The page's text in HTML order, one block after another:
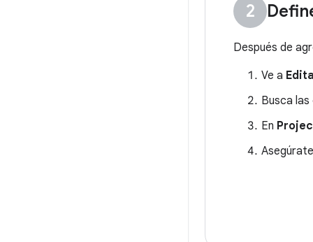
Después de
Ve a
Busca
En